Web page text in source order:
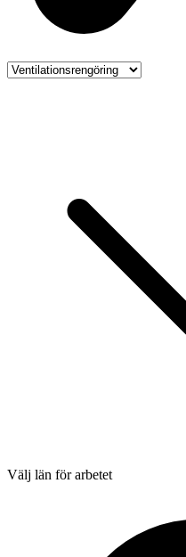
Välj län för arbetet